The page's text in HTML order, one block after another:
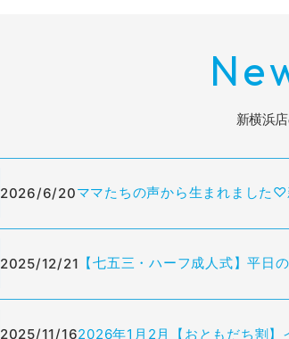
新横浜
2026/6/20ママたちの声から生まれました♡
2025/12/21 【七五三・ハーフ成人式】平日
2025/11/162026年1月2月【おともだち割】